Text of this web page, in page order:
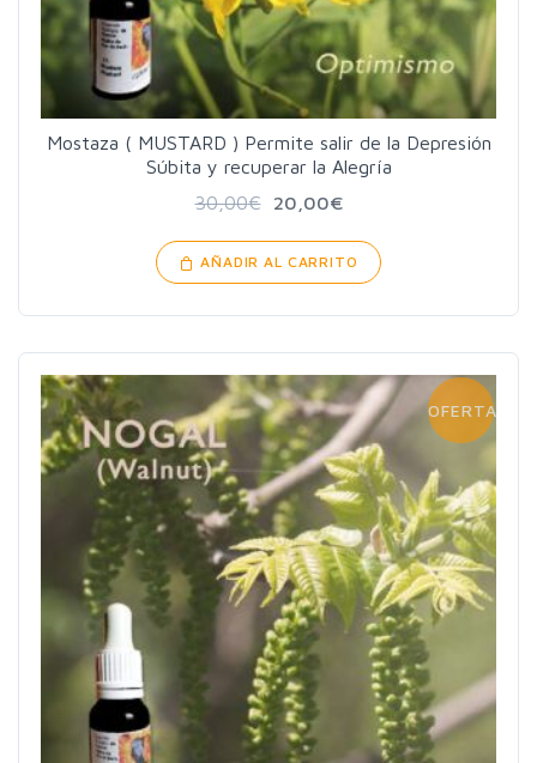
Mostaza ( MUSTARD ) Permite salir de la Depresión
Súbita y recuperar la Alegría
30,00€ 20,00€
AÑADIR AL CARRITO
OFERTA!